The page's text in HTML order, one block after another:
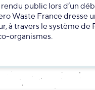
public lors d’un
Waste France dresse
à travers le système de
organismes.